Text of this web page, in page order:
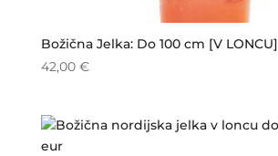
Božična Jelka: Do 100 cm [V LONCU]
42,00 €